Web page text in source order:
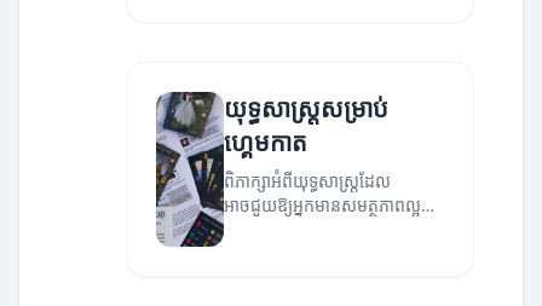
យុទ្ធសាស្ត្រសម្រាប់
ហ្គេមកាត
ពិភាក្សាអំពីយុទ្ធសាស្ត្រដែល
អាចជួយឱ្យអ្នកមានសមត្ថភាពល្អក្នុង
ការលេងហ្គេមកាត។